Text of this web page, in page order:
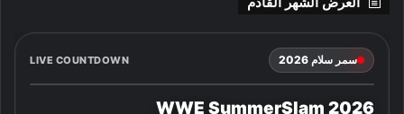
سمر سلام 2026 LIVE COUNTDOWN
WWE SummerSlam 2026